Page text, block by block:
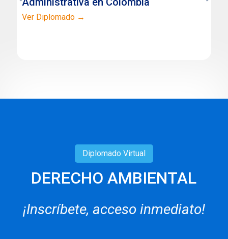
Ver Diplomado →
Diplomado Virtual
DERECHO AMBIENTAL
¡Inscríbete, acceso inmediato!